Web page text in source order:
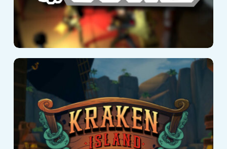
Kraken Island:
Captain’s Curse